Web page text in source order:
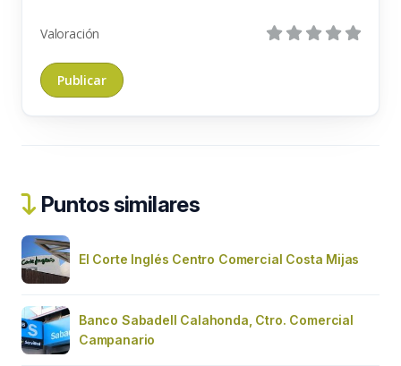
Valoración
Puntos similares
El Corte Inglés Centro Comercial Costa Mijas
Banco Sabadell Calahonda, Ctro. Comercial
Campanario